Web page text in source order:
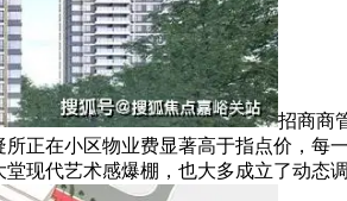
招商商
正在小区物业费显著高于指点价，
现代艺术感爆棚，也大多成立了动态